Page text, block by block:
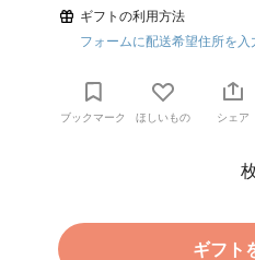
ギフトの利用方法
フォームに配送希望住所を入
ブックマーク ほしいもの シェア
ギフト